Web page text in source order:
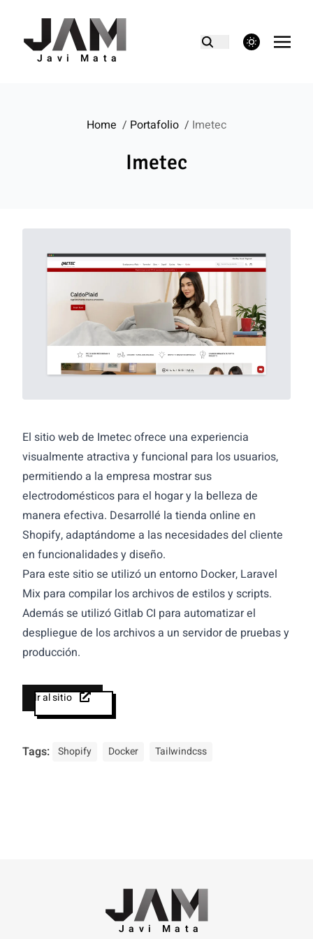
Javi Mata
theme switcher
Home / Portafolio / Imetec
Imetec
El sitio web de Imetec ofrece una experiencia
visualmente atractiva y funcional para los usuarios,
permitiendo a la empresa mostrar sus
electrodomésticos para el hogar y la belleza de
manera efectiva. Desarrollé la tienda online en
Shopify, adaptándome a las necesidades del cliente
en funcionalidades y diseño.
Para este sitio se utilizó un entorno Docker, Laravel
Mix para compilar los archivos de estilos y scripts.
Además se utilizó Gitlab CI para automatizar el
despliegue de los archivos a un servidor de pruebas y
producción.
Ir al sitio
Tags: Shopify Docker Tailwindcss
Javi Mata